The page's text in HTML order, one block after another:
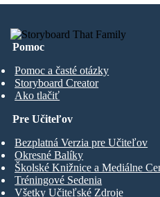
Pomoc
Pomoc a časté otázky
Storyboard Creator
Ako tlačiť
Pre Učiteľov
Bezplatná Verzia pre Učiteľov
Okresné Balíky
Školské Knižnice a Mediálne
Tréningové Sedenia
Všetky Učiteľské Zdroje